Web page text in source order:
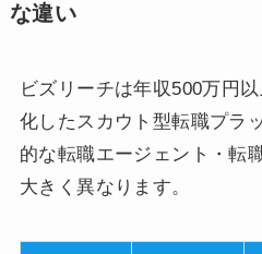
な違い
ビズリーチは年収500万円
化したスカウト型転職プラ
的な転職エージェント・転
大きく異なります。